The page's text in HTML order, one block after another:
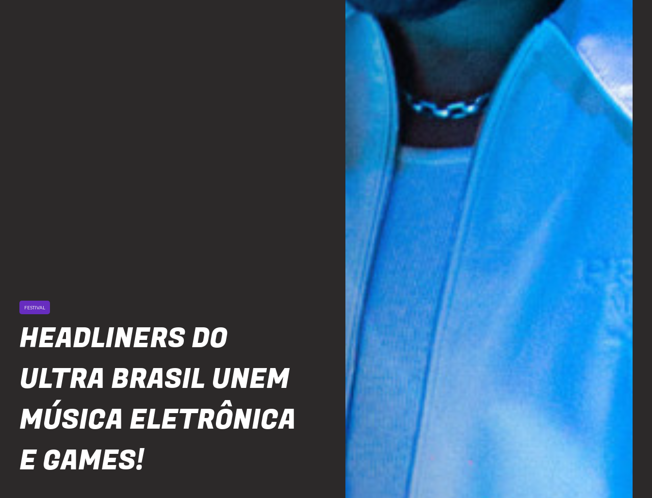
FESTIVAL
HEADLINERS DO
ULTRA BRASIL UNEM
MÚSICA ELETRÔNICA
E GAMES!